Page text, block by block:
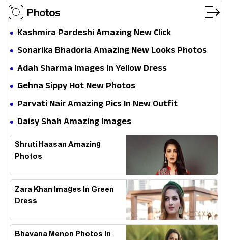
Photos
Kashmira Pardeshi Amazing New Click
Sonarika Bhadoria Amazing New Looks Photos
Adah Sharma Images In Yellow Dress
Gehna Sippy Hot New Photos
Parvati Nair Amazing Pics In New Outfit
Daisy Shah Amazing Images
Shruti Haasan Amazing
Photos
Zara Khan Images In Green
Dress
Bhavana Menon Photos In